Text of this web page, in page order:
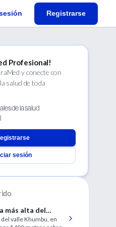
Registrarse
Profesional!
y conecte con
salud de toda
de la salud
sesión
más alta del
del valle Khumbu, en